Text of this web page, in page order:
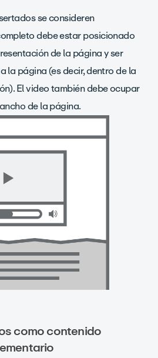
se consideren
debe estar posicionado
de la página y ser
la página (es decir, dentro de la
El video también debe ocupar
de la página.
como contenido